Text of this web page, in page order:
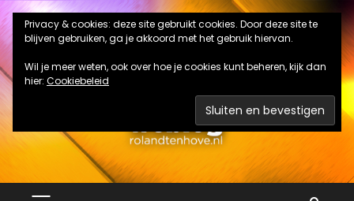
Ga
naar
de
inhoud
Privacy & cookies: deze site gebruikt cookies. Door deze site te
blijven gebruiken, ga je akkoord met het gebruik hiervan.
Wil je meer weten, ook over hoe je cookies kunt beheren, kijk dan
hier: Cookiebeleid